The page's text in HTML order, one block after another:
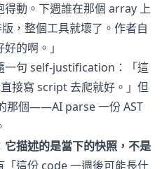
動。下週誰在那個 array 上
，整個工具就壞了。作者自
的啊。」
一句 self-justification：「這
接寫 script 去爬就好。」但
那個——AI parse 一份 AST
它描述的是當下的快照，不是
「這份 code 一週後可能長什